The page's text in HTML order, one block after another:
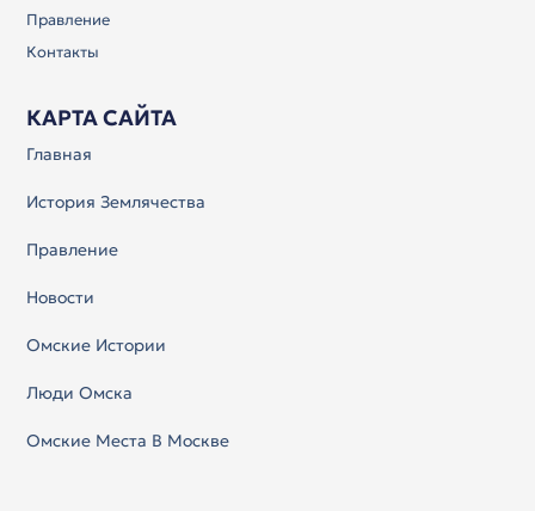
Правление
Контакты
КАРТА САЙТА
Главная
История Землячества
Правление
Новости
Омские Истории
Люди Омска
Омские Места В Москве